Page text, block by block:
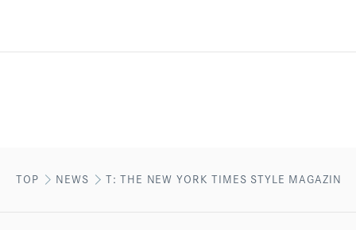
TOP NEWS T: THE NEW YORK TIMES STYLE MAGAZINE